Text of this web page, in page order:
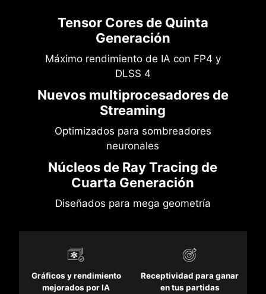
Tensor Cores de Quinta
Generación
Máximo rendimiento de IA con FP4 y
DLSS 4
Nuevos multiprocesadores de
Streaming
Optimizados para sombreadores
neuronales
Núcleos de Ray Tracing de
Cuarta Generación
Diseñados para mega geometría
Gráficos y rendimiento
mejorados por IA
Receptividad para ganar
en tus partidas